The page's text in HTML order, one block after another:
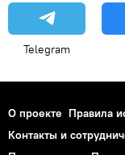
Telegram
О проекте Правила
Контакты и